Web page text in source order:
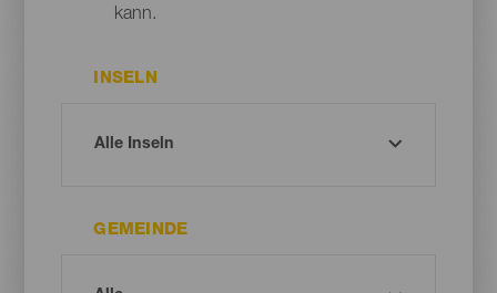
kann.
INSELN
GEMEINDE